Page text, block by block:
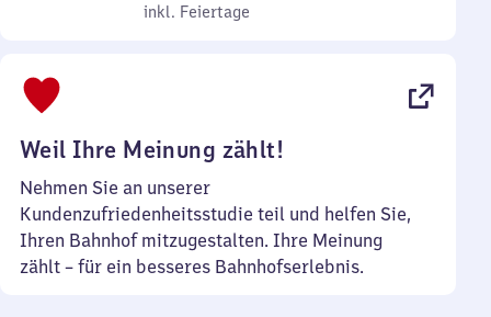
inkl. Feiertage
7
inkl. Feiertage
Weil Ihre Meinung zählt!
Nehmen Sie an unserer
Kundenzufriedenheitsstudie teil und helfen Sie,
Ihren Bahnhof mitzugestalten. Ihre Meinung
zählt – für ein besseres Bahnhofserlebnis.